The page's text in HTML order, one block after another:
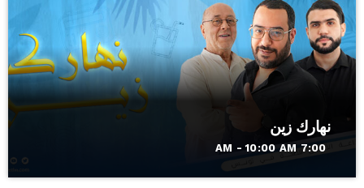
نهارك زين
7:00 AM - 10:00 AM